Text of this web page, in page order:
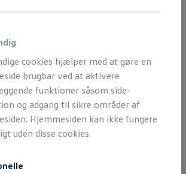
cookies hjælper med at gøre en
brugbar ved at aktivere
funktioner såsom side-
og adgang til sikre områder af
Hjemmesiden kan ikke fungere
uden disse cookies.
din ID. at kende
Regulation
og konnektivitet
Software 6.0
softwareversioner og opdateringer
til din ID.
til hurtig levering
prøvetur